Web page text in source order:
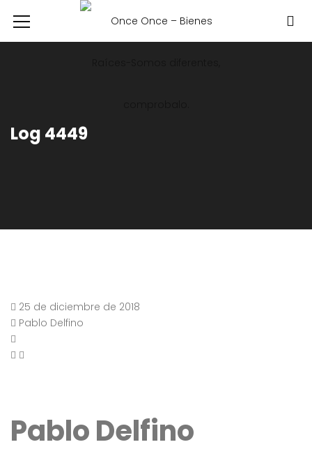
Log 4449
25 de diciembre de 2018
Pablo Delfino
Pablo Delfino